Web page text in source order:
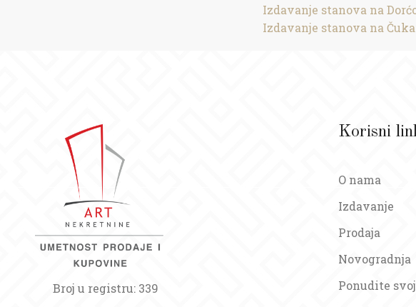
Izdavanje stanova na
Izdavanje stanova na
Broj u registru: 339
Korisni
O nama
Izdavanje
Prodaja
Novogradnja
Ponudite